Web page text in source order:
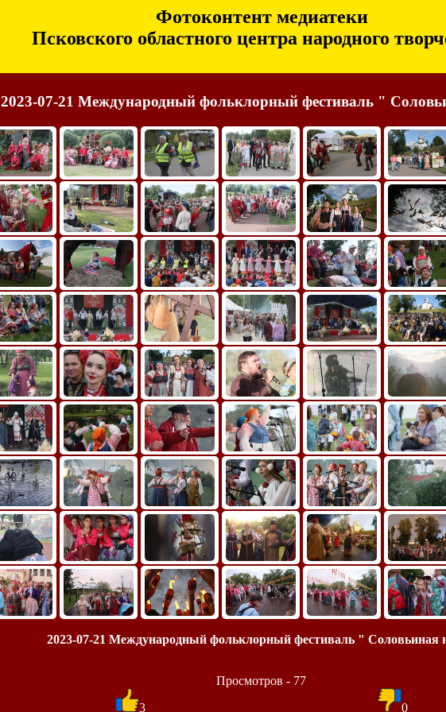
Фотоконтент медиатеки
Псковского областного центра народного
2023-07-21 Международный фольклорный фестиваль "
2023-07-21 Международный фольклорный фестиваль " Соловьиная
Просмотров - 77
3
0